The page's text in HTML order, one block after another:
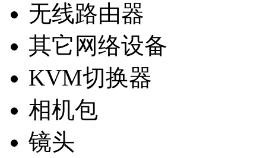
无线路由器
其它网络设备
KVM切换器
相机包
镜头